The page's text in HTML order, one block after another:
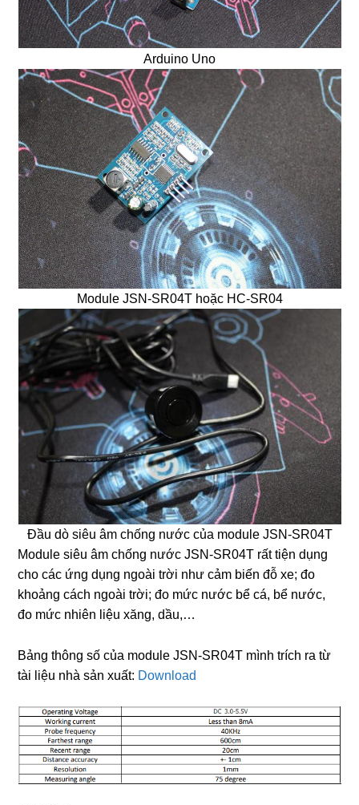
Arduino Uno
Module JSN-SR04T hoặc HC-SR04
Đầu dò siêu âm chống nước của module JSN-SR04T
Module siêu âm chống nước JSN-SR04T rất tiện dụng
cho các ứng dụng ngoài trời như cảm biến đỗ xe; đo
khoảng cách ngoài trời; đo mức nước bể cá, bể nước,
đo mức nhiên liệu xăng, dầu,…
Bảng thông số của module JSN-SR04T mình trích ra từ
tài liệu nhà sản xuất: Download